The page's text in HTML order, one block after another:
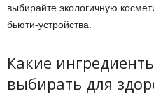
выбирайте экологичную
бьюти-устройства.
Какие
выбирать для